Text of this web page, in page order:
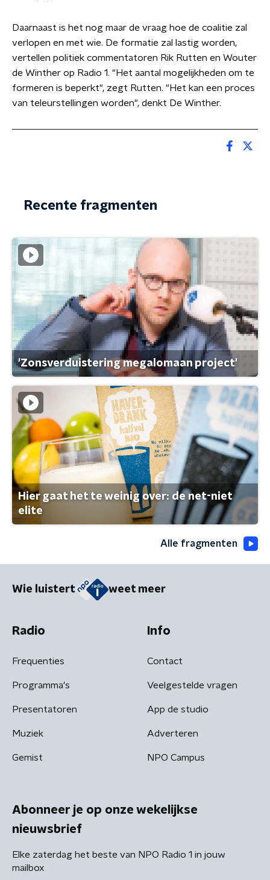
Daarnaast is het nog maar de vraag hoe de coalitie zal
verlopen en met wie. De formatie zal lastig worden,
vertellen politiek commentatoren Rik Rutten en Wouter
de Winther op Radio 1. "Het aantal mogelijkheden om te
formeren is beperkt", zegt Rutten. "Het kan een proces
van teleurstellingen worden", denkt De Winther.
Recente fragmenten
'Zonsverduistering megalomaan project'
Hier gaat het te weinig over: de net-niet
elite
Alle fragmenten
Wie luistert weet meer
Radio
Frequenties
Programma's
Presentatoren
Muziek
Gemist
Info
Contact
Veelgestelde vragen
App de studio
Adverteren
NPO Campus
Abonneer je op onze wekelijkse
nieuwsbrief
Elke zaterdag het beste van NPO Radio 1 in jouw
mailbox